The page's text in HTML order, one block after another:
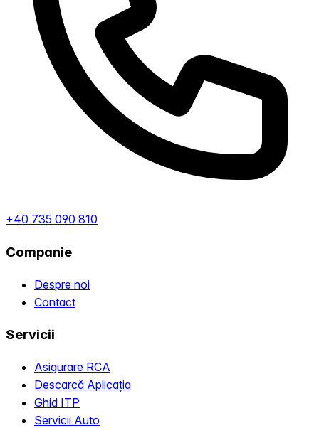
+40 735 090 810
Companie
Despre noi
Contact
Servicii
Asigurare RCA
Descarcă Aplicația
Ghid ITP
Servicii Auto